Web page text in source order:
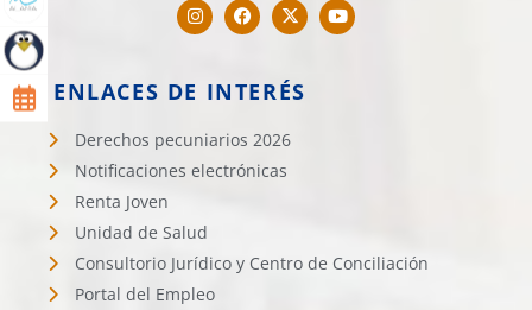
ENLACES DE INTERÉS
Derechos pecuniarios 2026
Notificaciones electrónicas
Renta Joven
Unidad de Salud
Consultorio Jurídico y Centro de Conciliación
Portal del Empleo